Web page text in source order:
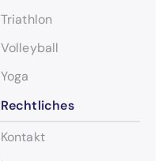
Triathlon
Volleyball
Yoga
Rechtliches
Kontakt